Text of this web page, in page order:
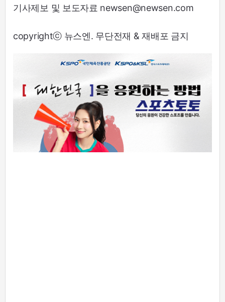
기사제보 및 보도자료 newsen@newsen.com
copyrightⓒ 뉴스엔. 무단전재 & 재배포 금지